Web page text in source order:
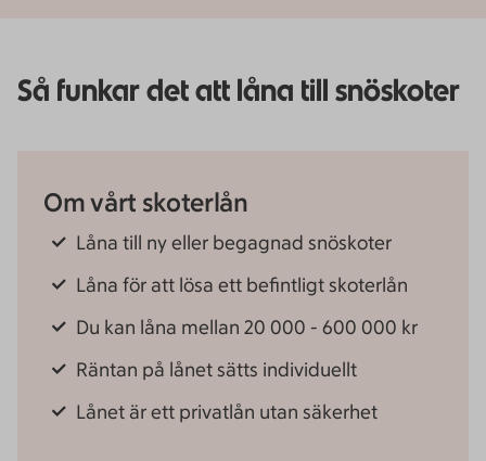
Så funkar det att låna till snöskoter
Om vårt skoterlån
Låna till ny eller begagnad snöskoter
Låna för att lösa ett befintligt skoterlån
Du kan låna mellan 20 000 - 600 000 kr
Räntan på lånet sätts individuellt
Lånet är ett privatlån utan säkerhet